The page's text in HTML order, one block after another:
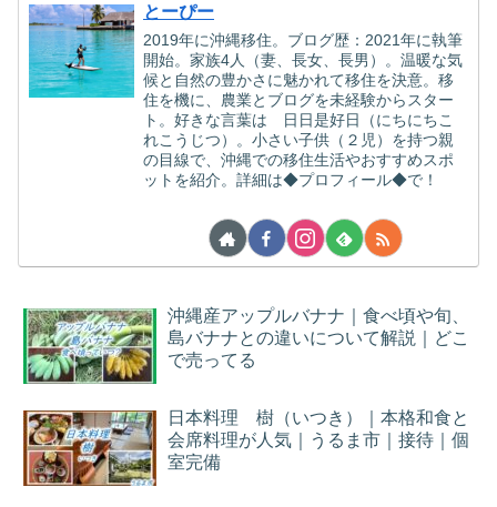
とーぴー
2019年に沖縄移住。ブログ歴：2021年に執筆
開始。家族4人（妻、長女、長男）。温暖な気
候と自然の豊かさに魅かれて移住を決意。移
住を機に、農業とブログを未経験からスター
ト。好きな言葉は 日日是好日（にちにちこ
れこうじつ）。小さい子供（２児）を持つ親
の目線で、沖縄での移住生活やおすすめスポ
ットを紹介。詳細は◆プロフィール◆で！
沖縄産アップルバナナ｜食べ頃や旬、
島バナナとの違いについて解説｜どこ
で売ってる
日本料理 樹（いつき）｜本格和食と
会席料理が人気｜うるま市｜接待｜個
室完備